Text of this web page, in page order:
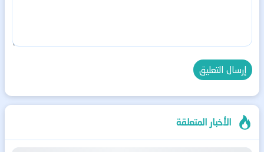
الأخبار المتعلقة